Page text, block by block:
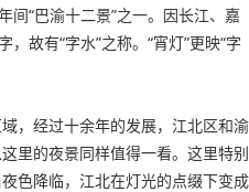
间“巴渝十二景”之一。因长江、嘉
故有“字水”之称。“宵灯”更映“字
，经过十余年的发展，江北区和渝
里的夜景同样值得一看。这里特别
色降临，江北在灯光的点缀下变成